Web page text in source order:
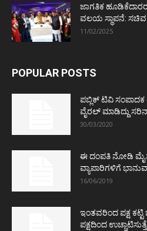
ಜಾಗತಿಕ
ವಲಯ ಸ್ಥಾಪನೆ: ಸಚಿವ
11/02/2025
POPULAR POSTS
ಪಬ್ಲಿಕ್ ಟಿವಿ
ವೈರಲ್ ಮಾಡಿದ್ದು
30/03/2020
ಈ ದಂಪತಿ ನೋಡಿ
ವ್ಯಾಪಾರಿಗಳಿಗೆ
16/06/2019
ಇಂತವರಿಂದ ಪಕ್ಷ ಕಟ್ಟಿ
ಪಕ್ಷದಿಂದ